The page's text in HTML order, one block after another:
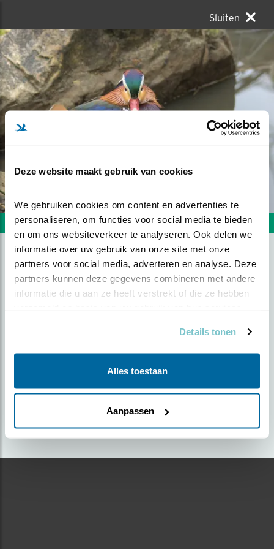
Deze website maakt gebruik van cookies
We gebruiken cookies om content en advertenties te
personaliseren, om functies voor social media te bieden
en om ons websiteverkeer te analyseren. Ook delen we
informatie over uw gebruik van onze site met onze
partners voor social media, adverteren en analyse. Deze
partners kunnen deze gegevens combineren met andere
informatie die u aan ze heeft verstrekt of die ze hebben
Details tonen
Alles toestaan
Aanpassen
Sluiten
Volgende foto Vorige foto
MANDARIJNEEND
Foto genomen in: Roosendaal, centrum